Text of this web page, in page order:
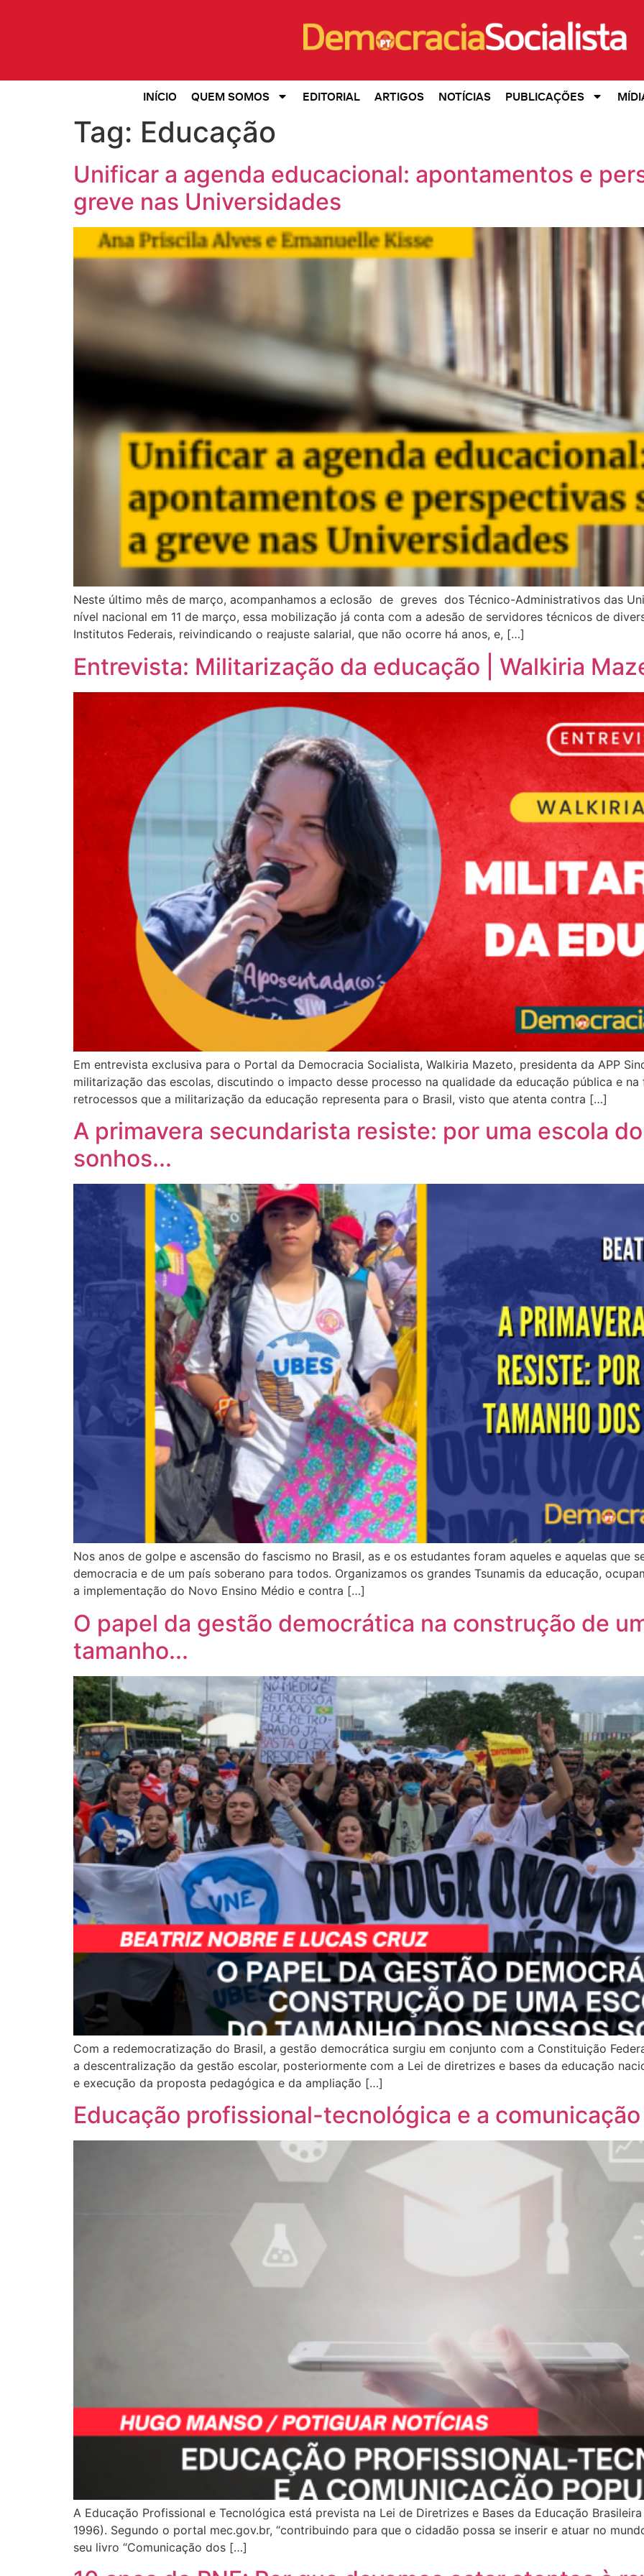
INÍCIO QUEM SOMOS EDITORIAL ARTIGOS NOTÍCIAS PUBLICAÇÕES
Tag: Educação
Unificar a agenda educacional: apontamentos e
greve nas Universidades
Neste último mês de março, acompanhamos a eclosão de greves dos Técnico-Administrativos das
nível nacional em 11 de março, essa mobilização já conta com a adesão de servidores técnicos de
Institutos Federais, reivindicando o reajuste salarial, que não ocorre há anos, e, […]
Entrevista: Militarização da educação | Walkiria
Em entrevista exclusiva para o Portal da Democracia Socialista, Walkiria Mazeto, presidenta da APP
militarização das escolas, discutindo o impacto desse processo na qualidade da educação pública e
retrocessos que a militarização da educação representa para o Brasil, visto que atenta contra […]
A primavera secundarista resiste: por uma escola
sonhos...
Nos anos de golpe e ascensão do fascismo no Brasil, as e os estudantes foram aqueles e aquelas que
democracia e de um país soberano para todos. Organizamos os grandes Tsunamis da educação,
a implementação do Novo Ensino Médio e contra […]
O papel da gestão democrática na construção de
tamanho...
Com a redemocratização do Brasil, a gestão democrática surgiu em conjunto com a Constituição
a descentralização da gestão escolar, posteriormente com a Lei de diretrizes e bases da educação
e execução da proposta pedagógica e da ampliação […]
Educação profissional-tecnológica e a
A Educação Profissional e Tecnológica está prevista na Lei de Diretrizes e Bases da Educação
1996). Segundo o portal mec.gov.br, “contribuindo para que o cidadão possa se inserir e atuar no
seu livro “Comunicação dos […]